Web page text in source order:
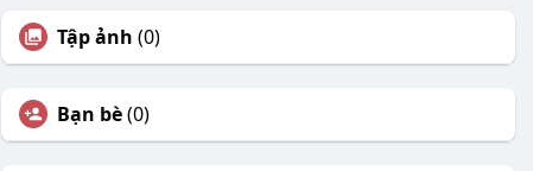
Tập ảnh (0)
Bạn bè(0)